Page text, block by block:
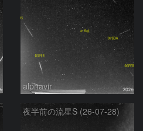
alphavir
夜半前の流星S (26-07-28)